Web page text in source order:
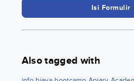
Isi Formulir
Also tagged with